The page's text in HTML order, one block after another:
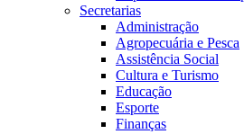
Secretarias
Administração
Agropecuária e Pesca
Assistência Social
Cultura e Turismo
Educação
Esporte
Finanças